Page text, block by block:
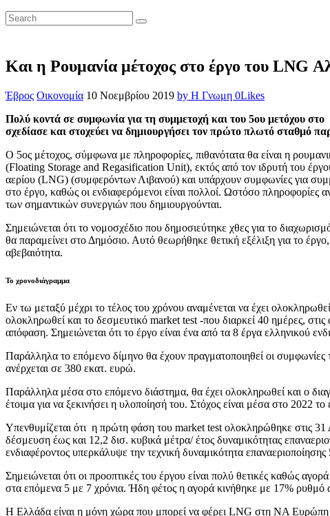
Και η Ρουμανία μέτοχος στο έργο του LNG
Έβρος Οικονομία 10 Νοεμβρίου 2019 by Η Γνωμη 0Likes
Πολύ κοντά σε συμφωνία για τη συμμετοχή και του 5ου μετόχου
σχεδίασε και στοχεύει να δημιουργήσει τον πρώτο πλωτό σταθμό
Ο 5ος μέτοχος, σύμφωνα με πληροφορίες, πιθανότατα θα είναι η
(Floating Storage and Regasification Unit), εκτός από τον ιδρυτή του
αερίου (LNG) (συμφερόντων Λιβανού) και υπάρχουν συμφωνίες για
στο έργο, καθώς οι ενδιαφερόμενοι είναι πολλοί. Ωστόσο πληροφορίες
των σημαντικών συνεργιών που δημιουργούνται.
Σημειώνεται ότι το νομοσχέδιο που δημοσιεύτηκε χθες για το
θα παραμείνει στο Δημόσιο. Αυτό θεωρήθηκε θετική εξέλιξη για το
αβεβαιότητα.
Το χρονοδιάγραμμα
Εν τω μεταξύ μέχρι το τέλος του χρόνου αναμένεται να έχει
ολοκληρωθεί και το δεσμευτικό market test -που διαρκεί 40 ημέρες,
απόφαση. Σημειώνεται ότι το έργο είναι ένα από τα 8 έργα ελληνικού
Παράλληλα το επόμενο δίμηνο θα έχουν πραγματοποιηθεί οι
ανέρχεται σε 380 εκατ. ευρώ.
Παράλληλα μέσα στο επόμενο διάστημα, θα έχει ολοκληρωθεί και ο
έτοιμα για να ξεκινήσει η υλοποίησή του. Στόχος είναι μέσα στο 2022 το
Υπενθυμίζεται ότι η πρώτη φάση του market test ολοκληρώθηκε στις 31
δέσμευση έως και 12,2 δισ. κυβικά μέτρα/ έτος δυναμικότητας
ενδιαφέροντος υπερκάλυψε την τεχνική δυναμικότητα
Σημειώνεται ότι οι προοπτικές του έργου είναι πολύ θετικές καθώς
στα επόμενα 5 με 7 χρόνια. Ήδη φέτος η αγορά κινήθηκε με 17%
Η Ελλάδα είναι η μόνη χώρα που μπορεί να φέρει LNG στη ΝΑ Ευρώπη